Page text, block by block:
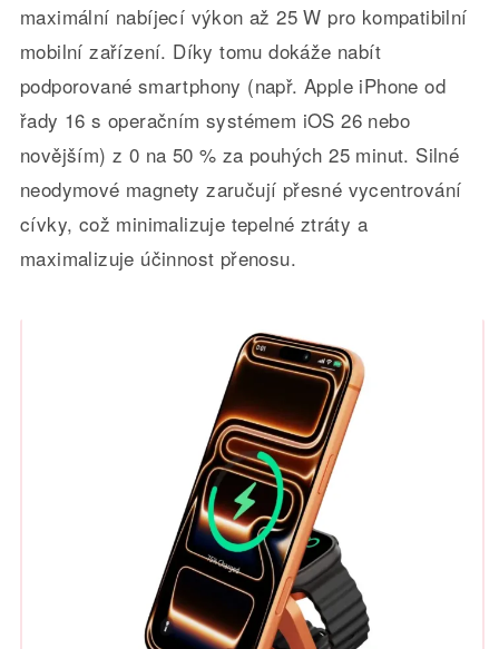
maximální nabíjecí výkon až 25 W pro kompatibilní
mobilní zařízení. Díky tomu dokáže nabít
podporované smartphony (např. Apple iPhone od
řady 16 s operačním systémem iOS 26 nebo
novějším) z 0 na 50 % za pouhých 25 minut. Silné
neodymové magnety zaručují přesné vycentrování
cívky, což minimalizuje tepelné ztráty a
maximalizuje účinnost přenosu.